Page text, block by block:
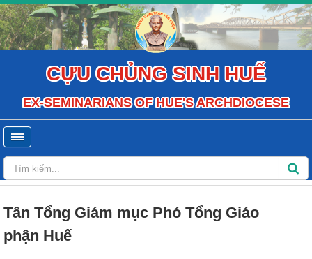
CỰU CHỦNG SINH HUẾ
EX-SEMINARIANS OF HUE'S ARCHDIOCESE
Tân Tổng Giám mục Phó Tổng Giáo
phận Huế